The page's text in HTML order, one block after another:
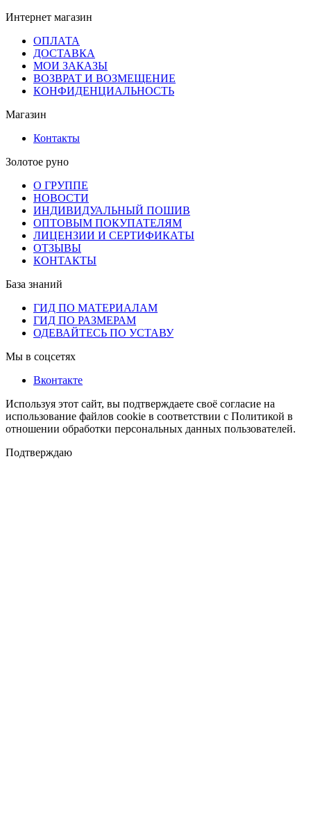
Интернет магазин
ОПЛАТА
ДОСТАВКА
МОИ ЗАКАЗЫ
ВОЗВРАТ И ВОЗМЕЩЕНИЕ
КОНФИДЕНЦИАЛЬНОСТЬ
Магазин
Контакты
Золотое руно
О ГРУППЕ
НОВОСТИ
ИНДИВИДУАЛЬНЫЙ ПОШИВ
ОПТОВЫМ ПОКУПАТЕЛЯМ
ЛИЦЕНЗИИ И СЕРТИФИКАТЫ
ОТЗЫВЫ
КОНТАКТЫ
База знаний
ГИД ПО МАТЕРИАЛАМ
ГИД ПО РАЗМЕРАМ
ОДЕВАЙТЕСЬ ПО УСТАВУ
Мы в соцсетях
Вконтакте
Используя этот сайт, вы подтверждаете своё согласие на
использование файлов cookie в соответствии с Политикой в
отношении обработки персональных данных пользователей.
Подтверждаю